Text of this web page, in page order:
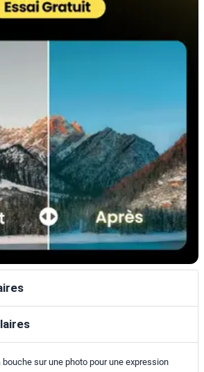
sur une photo pour une expression